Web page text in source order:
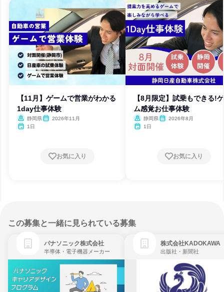
【11月】ゲームで営業がわかる
1day仕事体験
静岡県
2026年11月
1日
お気に入り
【8月限定】試乗もできる!
ム感覚お仕事体験
静岡県
2026年8月
1日
お気に入り
この募集と一緒に見られている募集
パナソニック株式会社
半導体・電子機器メーカー
株式会社KADOKAWA
出版社・新聞社